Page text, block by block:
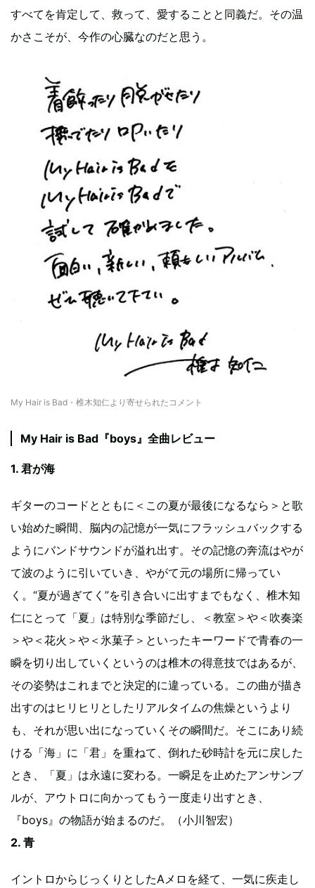
すべてを肯定して、救って、愛することと同義だ。その温
かさこそが、今作の心臓なのだと思う。
My Hair is Bad・椎木知仁より寄せられたコメント
My Hair is Bad『boys』全曲レビュー
1. 君が海
ギターのコードとともに＜この夏が最後になるなら＞と歌
い始めた瞬間、脳内の記憶が一気にフラッシュバックする
ようにバンドサウンドが溢れ出す。その記憶の奔流はやが
て波のように引いていき、やがて元の場所に帰ってい
く。“夏が過ぎてく”を引き合いに出すまでもなく、椎木知
仁にとって「夏」は特別な季節だし、＜教室＞や＜吹奏楽
＞や＜花火＞や＜氷菓子＞といったキーワードで青春の一
瞬を切り出していくというのは椎木の得意技ではあるが、
その姿勢はこれまでと決定的に違っている。この曲が描き
出すのはヒリヒリとしたリアルタイムの焦燥というより
も、それが思い出になっていくその瞬間だ。そこにあり続
ける「海」に「君」を重ねて、倒れた砂時計を元に戻した
とき、「夏」は永遠に変わる。一瞬足を止めたアンサンブ
ルが、アウトロに向かってもう一度走り出すとき、
『boys』の物語が始まるのだ。（小川智宏）
2. 青
イントロからじっくりとしたAメロを経て、一気に疾走し